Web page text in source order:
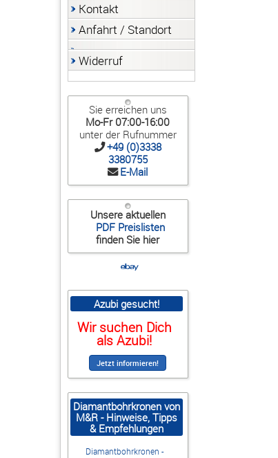
Kontakt
Anfahrt / Standort
Widerruf
Sie erreichen uns
Mo-Fr 07:00-16:00
unter der Rufnummer
+49 (0)3338
3380755
E-Mail
Unsere aktuellen
PDF Preislisten
finden Sie hier
Azubi gesucht!
Wir suchen Dich
als Azubi!
Diamantbohrkronen von
M&R - Hinweise, Tipps
& Empfehlungen
Diamantbohrkronen -